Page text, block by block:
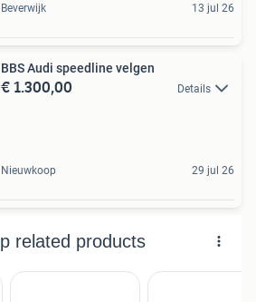
Beverwijk 13 jul 26
BBS Audi speedline velgen
€ 1.300,00 Details
Nieuwkoop 29 jul 26